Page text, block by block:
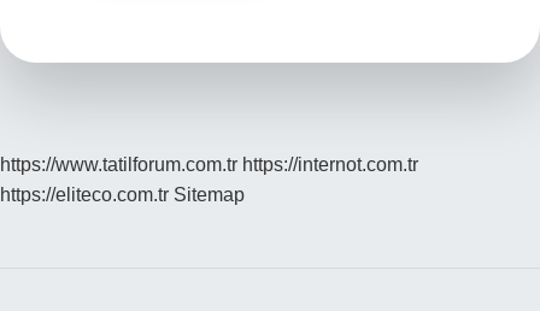
https://www.tatilforum.com.tr https://internot.com.tr
https://eliteco.com.tr Sitemap